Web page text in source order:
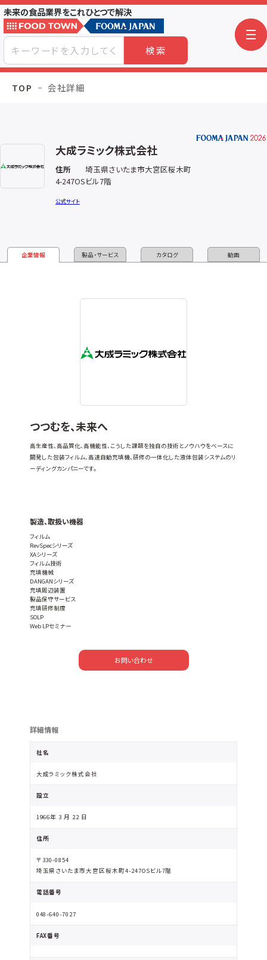
未来の食品業界をこれひとつで解決
検索
TOP 会社詳細
大成ラミック株式会社
住所
埼玉県さいたま市大宮区桜木町
4-247OSビル7階
公式サイト
企業情報 製品・サービス カタログ 動画
つつむを、未来へ
高生産性、高品質化、高機能性、こうした課題を独自の技術とノウハウをベースに
開発した包装フィルム、高速自動充填機、研修の一体化した液体包装システムのリ
ーディングカンパニーです。
製造、取扱い機器
フィルム
RevSpecシリーズ
XAシリーズ
フィルム技術
充填機械
DANGANシリーズ
充填周辺装置
製品保守サービス
充填研修制度
SOLP
Web LPセミナー
お問い合わせ
詳細情報
社名
大成ラミック株式会社
設立
1966年 3 月 22 日
住所
〒330-0854
埼玉県さいたま市大宮区桜木町4-247OSビル7階
電話番号
048-640-7027
FAX番号